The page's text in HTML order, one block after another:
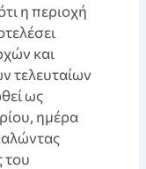
η περιοχή
και
τελευταίων
ως
ημέρα
του